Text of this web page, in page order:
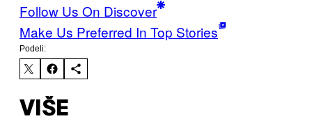
Follow Us On Discover
Make Us Preferred In Top Stories
Podeli:
VIŠE